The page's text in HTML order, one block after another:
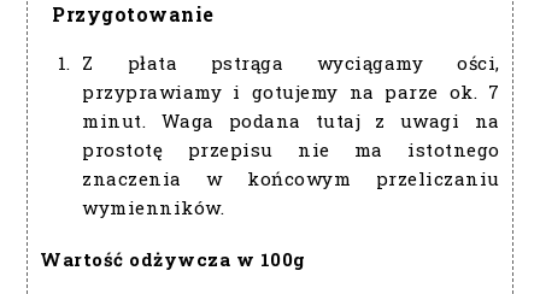
Przygotowanie
Z płata pstrąga wyciągamy ości,
przyprawiamy i gotujemy na parze ok. 7
minut. Waga podana tutaj z uwagi na
prostotę przepisu nie ma istotnego
znaczenia w końcowym przeliczaniu
wymienników.
Wartość odżywcza w 100g